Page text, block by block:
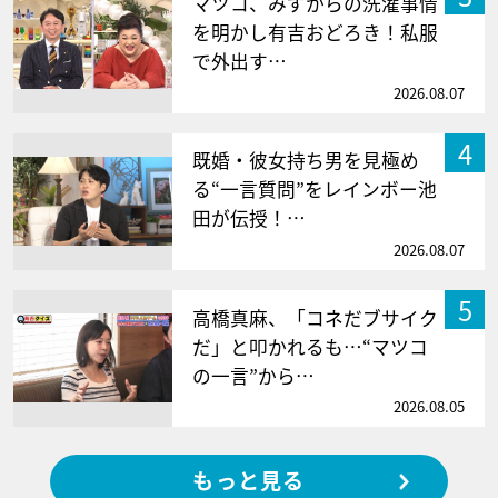
を明かし有吉おどろき！私服
で外出す…
2026.08.07
4
既婚・彼女持ち男を見極め
る“一言質問”をレインボー池
田が伝授！…
2026.08.07
5
高橋真麻、「コネだブサイク
だ」と叩かれるも…“マツコ
の一言”から…
2026.08.05
もっと見る